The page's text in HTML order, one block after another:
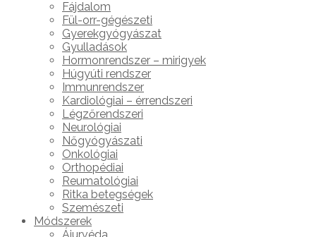
Fájdalom
Fül-orr-gégészeti
Gyerekgyógyászat
Gyulladások
Hormonrendszer – mirigyek
Húgyúti rendszer
Immunrendszer
Kardiológiai – érrendszeri
Légzőrendszeri
Neurológiai
Nőgyógyászati
Onkológiai
Orthopédiai
Reumatológiai
Ritka betegségek
Szemészeti
Módszerek